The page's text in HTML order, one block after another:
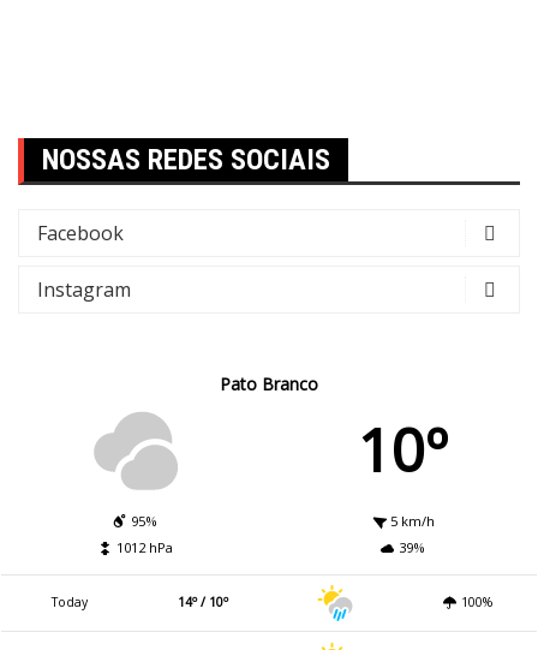
NOSSAS REDES SOCIAIS
Facebook
Instagram
Pato Branco
10º
95%
5 km/h
1012 hPa
39%
Today 14º / 10º 100%